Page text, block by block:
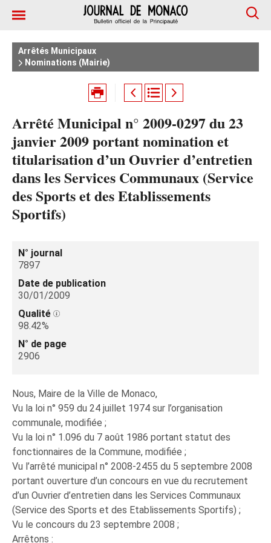
Arrêtés Municipaux
Nominations (Mairie)
Arrêté Municipal n° 2009-0297 du 23
janvier 2009 portant nomination et
titularisation d’un Ouvrier d’entretien
dans les Services Communaux (Service
des Sports et des Etablissements
Sportifs)
N° journal
7897
Date de publication
30/01/2009
Qualité
98.42%
N° de page
2906
Nous, Maire de la Ville de Monaco,
Vu la loi n° 959 du 24 juillet 1974 sur l’organisation
communale, modifiée ;
Vu la loi n° 1.096 du 7 août 1986 portant statut des
fonctionnaires de la Commune, modifiée ;
Vu l’arrêté municipal n° 2008-2455 du 5 septembre 2008
portant ouverture d’un concours en vue du recrutement
d’un Ouvrier d’entretien dans les Services Communaux
(Service des Sports et des Etablissements Sportifs) ;
Vu le concours du 23 septembre 2008 ;
Arrêtons :